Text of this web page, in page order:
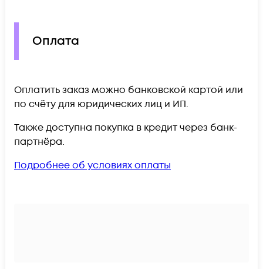
Оплата
Оплатить заказ можно банковской картой или
по счёту для юридических лиц и ИП.
Также доступна покупка в кредит через банк-
партнёра.
Подробнее об условиях оплаты